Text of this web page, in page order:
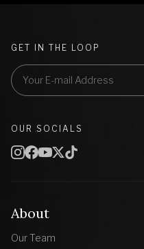
About
Our Team
GET IN THE LOOP
OUR SOCIALS